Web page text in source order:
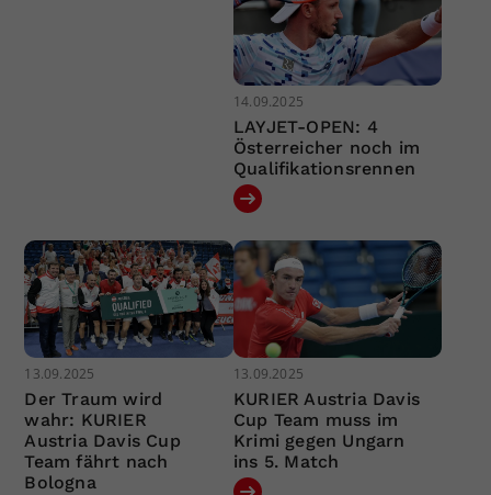
14.09.2025
LAYJET-OPEN: 4
Österreicher noch im
Qualifikationsrennen
13.09.2025
Der Traum wird
wahr: KURIER
Austria Davis Cup
Team fährt nach
Bologna
13.09.2025
KURIER Austria Davis
Cup Team muss im
Krimi gegen Ungarn
ins 5. Match